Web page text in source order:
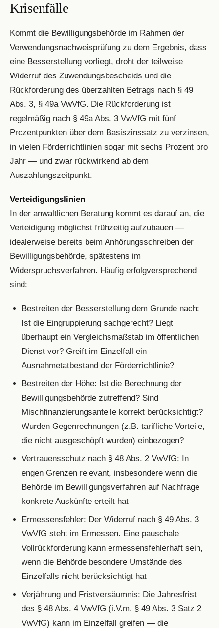
Krisenfälle
Kommt die Bewilligungsbehörde im Rahmen der
Verwendungsnachweisprüfung zu dem Ergebnis, dass
eine Besserstellung vorliegt, droht der teilweise
Widerruf des Zuwendungsbescheids und die
Rückforderung des überzahlten Betrags nach § 49
Abs. 3, § 49a VwVfG. Die Rückforderung ist
regelmäßig nach § 49a Abs. 3 VwVfG mit fünf
Prozentpunkten über dem Basiszinssatz zu verzinsen,
in vielen Förderrichtlinien sogar mit sechs Prozent pro
Jahr — und zwar rückwirkend ab dem
Auszahlungszeitpunkt.
Verteidigungslinien
In der anwaltlichen Beratung kommt es darauf an, die
Verteidigung möglichst frühzeitig aufzubauen —
idealerweise bereits beim Anhörungsschreiben der
Bewilligungsbehörde, spätestens im
Widerspruchsverfahren. Häufig erfolgversprechend
sind:
Bestreiten der Besserstellung dem Grunde nach:
Ist die Eingruppierung sachgerecht? Liegt
überhaupt ein Vergleichsmaßstab im öffentlichen
Dienst vor? Greift im Einzelfall ein
Ausnahmetatbestand der Förderrichtlinie?
Bestreiten der Höhe: Ist die Berechnung der
Bewilligungsbehörde zutreffend? Sind
Mischfinanzierungsanteile korrekt berücksichtigt?
Wurden Gegenrechnungen (z.B. tarifliche Vorteile,
die nicht ausgeschöpft wurden) einbezogen?
Vertrauensschutz nach § 48 Abs. 2 VwVfG: In
engen Grenzen relevant, insbesondere wenn die
Behörde im Bewilligungsverfahren auf Nachfrage
konkrete Auskünfte erteilt hat
Ermessensfehler: Der Widerruf nach § 49 Abs. 3
VwVfG steht im Ermessen. Eine pauschale
Vollrückforderung kann ermessensfehlerhaft sein,
wenn die Behörde besondere Umstände des
Einzelfalls nicht berücksichtigt hat
Verjährung und Fristversäumnis: Die Jahresfrist
des § 48 Abs. 4 VwVfG (i.V.m. § 49 Abs. 3 Satz 2
VwVfG) kann im Einzelfall greifen — die